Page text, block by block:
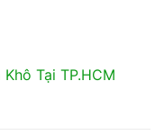
Tại TP.HCM